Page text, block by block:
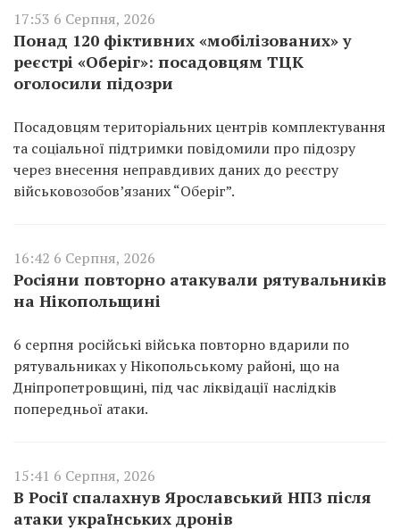
17:53 6 Серпня, 2026
Понад 120 фіктивних «мобілізованих» у
реєстрі «Оберіг»: посадовцям ТЦК
оголосили підозри
Посадовцям територіальних центрів комплектування
та соціальної підтримки повідомили про підозру
через внесення неправдивих даних до реєстру
військовозобов’язаних “Оберіг”.
16:42 6 Серпня, 2026
Росіяни повторно атакували рятувальників
на Нікопольщині
6 серпня російські війська повторно вдарили по
рятувальниках у Нікопольському районі, що на
Дніпропетровщині, під час ліквідації наслідків
попередньої атаки.
15:41 6 Серпня, 2026
В Росії спалахнув Ярославський НПЗ після
атаки українських дронів